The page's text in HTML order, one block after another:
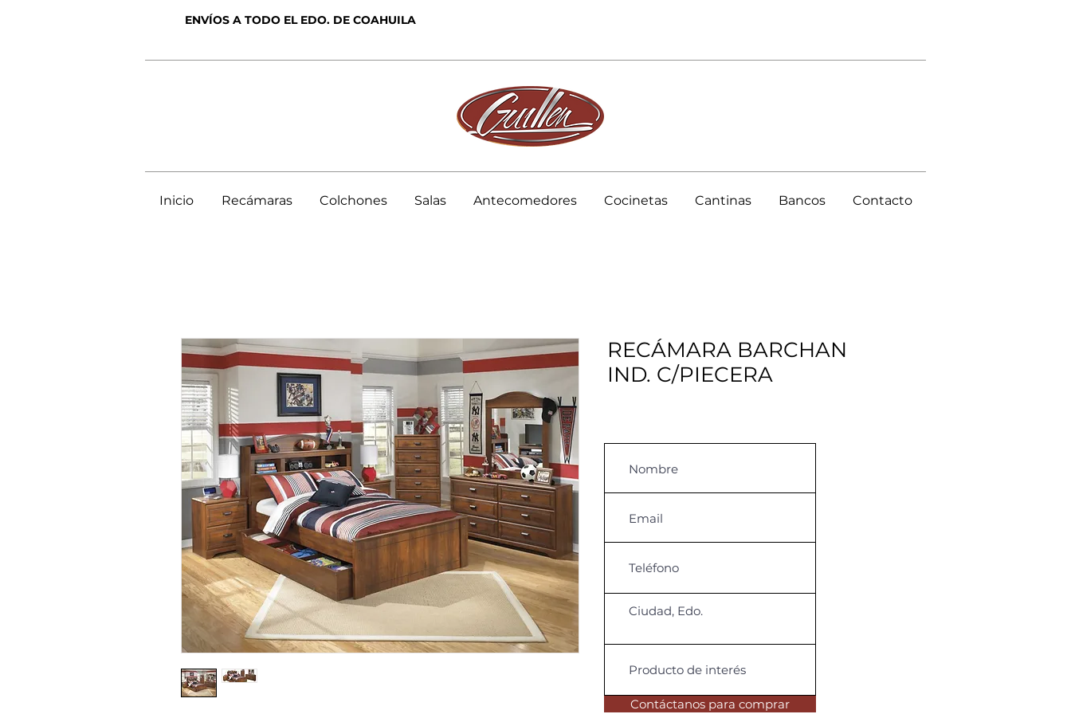
ENVÍOS A TODO EL EDO. DE COAHUILA
Inicio Recámaras Colchones Salas Antecomedores Cocinetas Cantinas Bancos Contacto
RECÁMARA BARCHAN
IND. C/PIECERA
Contáctanos para comprar